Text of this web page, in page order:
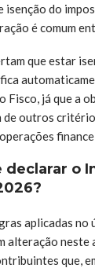
isenção do
é comum
que estar
Fisco, já que a
de outros
declarar o
aplicadas
alteração neste
que,